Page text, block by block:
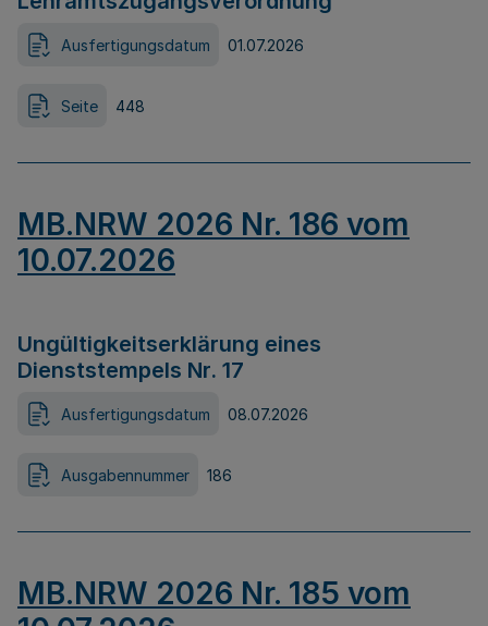
Ausfertigungsdatum 01.07.2026
Seite 448
MB.NRW 2026 Nr. 186 vom
10.07.2026
Ungültigkeitserklärung eines
Dienststempels Nr. 17
Ausfertigungsdatum 08.07.2026
Ausgabennummer 186
MB.NRW 2026 Nr. 185 vom